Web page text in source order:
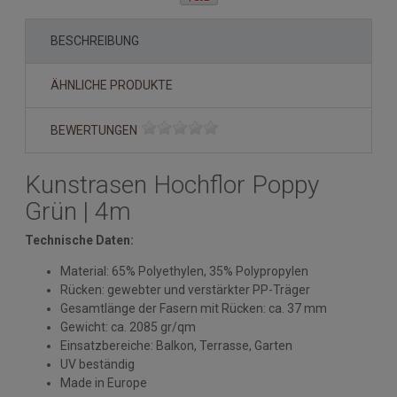
BESCHREIBUNG
ÄHNLICHE PRODUKTE
BEWERTUNGEN
Kunstrasen Hochflor Poppy
Grün | 4m
Technische Daten:
Material: 65% Polyethylen, 35% Polypropylen
Rücken: gewebter und verstärkter PP-Träger
Gesamtlänge der Fasern mit Rücken: ca. 37 mm
Gewicht: ca. 2085 gr/qm
Einsatzbereiche: Balkon, Terrasse, Garten
UV beständig
Made in Europe